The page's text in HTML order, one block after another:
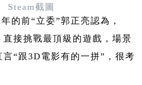
Steam截圖
的前“立委”郭正亮認為，
直接挑戰最頂級的遊 戲，場景
“跟3D電影有的一拼”，很考